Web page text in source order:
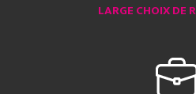
LARGE CHOIX DE